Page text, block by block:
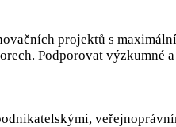
projektů s
Podporovat výzkumné